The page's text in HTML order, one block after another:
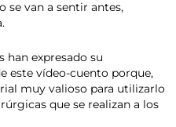
se van a sentir antes,
han expresado su
este vídeo-cuento porque,
muy valioso para utilizarlo
que se realizan a los